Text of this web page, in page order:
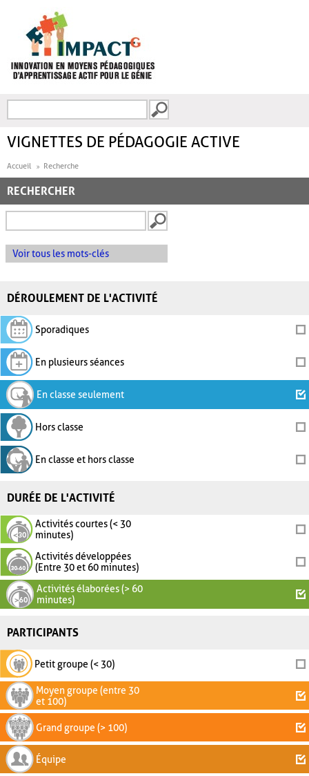
FORMULAIRE DE
VIGNETTES DE PÉDAGOGIE ACTIVE
Accueil Recherche
RECHERCHER
Voir tous les mots-clés
DÉROULEMENT DE L'ACTIVITÉ
Sporadiques
En plusieurs séances
En classe seulement
Hors classe
En classe et hors classe
DURÉE DE L'ACTIVITÉ
Activités courtes (< 30
minutes)
Activités développées
(Entre 30 et 60 minutes)
Activités élaborées (> 60
minutes)
PARTICIPANTS
Petit groupe (< 30)
Moyen groupe (entre 30
et 100)
Grand groupe (> 100)
Équipe